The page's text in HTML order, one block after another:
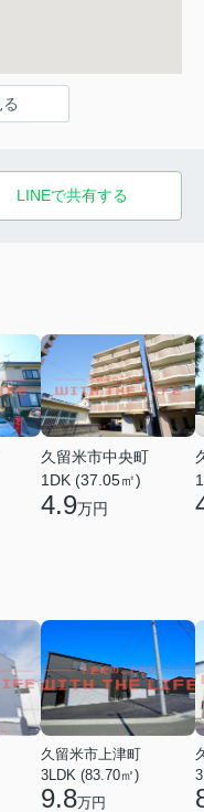
LINEで共有する
久留米市中央町
1DK (37.05㎡)
4.9万円
久留米市上津町
3LDK (83.70㎡)
9.8万円